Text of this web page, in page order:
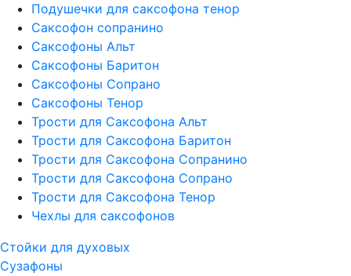
Подушечки для саксофона тенор
Саксофон сопранино
Саксофоны Альт
Саксофоны Баритон
Саксофоны Сопрано
Саксофоны Тенор
Трости для Саксофона Альт
Трости для Саксофона Баритон
Трости для Саксофона Сопранино
Трости для Саксофона Сопрано
Трости для Саксофона Тенор
Чехлы для саксофонов
Стойки для духовых
Сузафоны